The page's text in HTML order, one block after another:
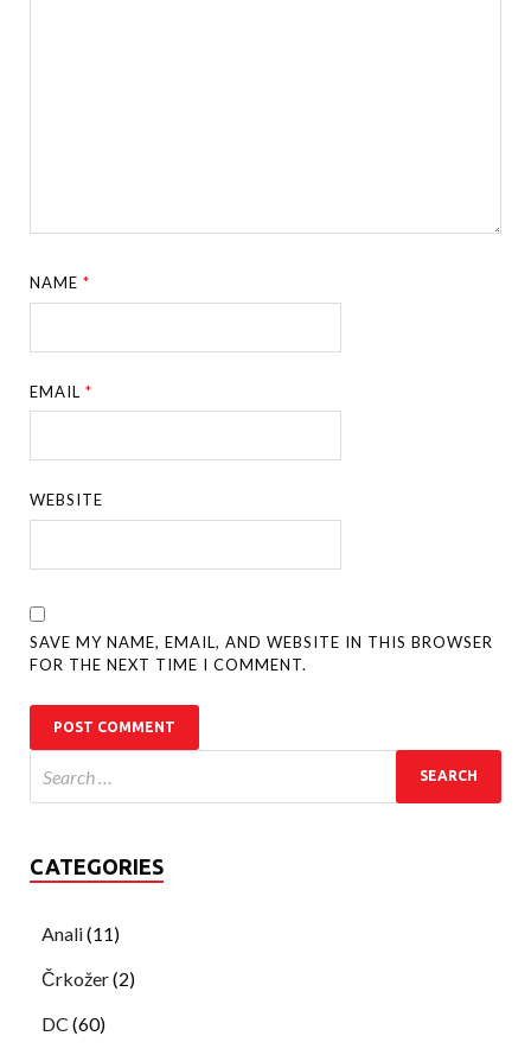
NAME*
EMAIL*
WEBSITE
SAVE MY NAME, EMAIL, AND WEBSITE IN THIS BROWSER
FOR THE NEXT TIME I COMMENT.
CATEGORIES
Anali(11)
Črkožer(2)
DC (60)